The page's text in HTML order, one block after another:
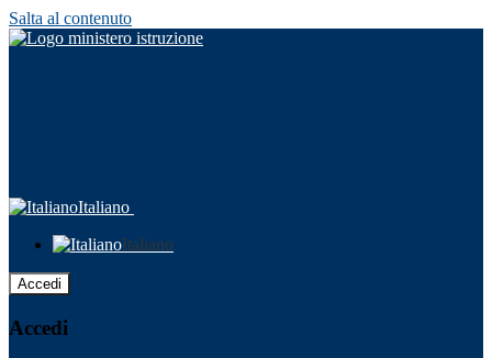
Salta al contenuto
Italiano
Italiano
Accedi
Accedi